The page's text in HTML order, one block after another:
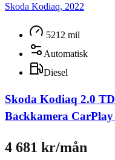
Skoda Kodiaq, 2022
5212 mil
Automatisk
Diesel
Skoda Kodiaq 2.0
Backkamera
4 681 kr/mån